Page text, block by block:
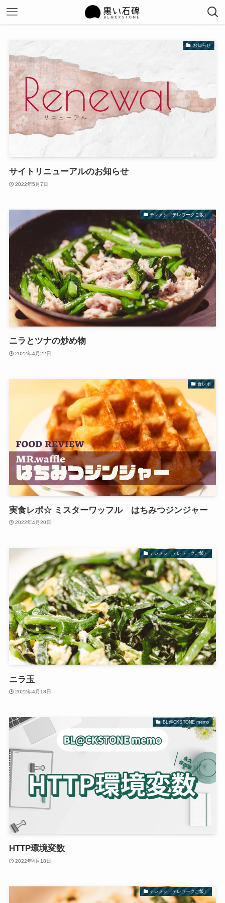
お知らせ
サイトリニューアルのお知らせ
2022年5月7日
テレメシ（テレワークご飯）
ニラとツナの炒め物
2022年4月22日
食レポ
実食レポ☆ ミスターワッフル はちみつジンジャー
2022年4月20日
テレメシ（テレワークご飯）
ニラ玉
2022年4月18日
BL@CKSTONE memo
HTTP環境変数
2022年4月18日
テレメシ（テレワークご飯）